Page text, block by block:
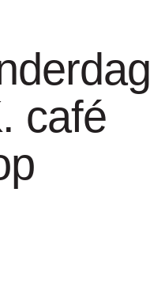
café
en sculpturen. In
intieme verhalen
Zo zijn
zijn